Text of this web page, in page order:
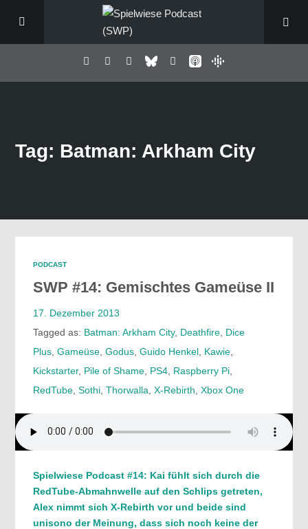
Tag: Batman: Arkham City
PODCAST
SWP #14: Gemischtes Gameüse II
17. Dezember 2013
Tagged as: Batman: Arkham City, Deathfire Dice
Plus ,Gameüse ,Godus ,Guido Henkel Kawie
Kickstarter, Pile of Shame PS4 Raspberry Pi
RedTube ,Sothi ,Thorwalla ,X-Rebirth ,Xbox One
Spielwiese Podcast #14: Kai fühlt sich durch die
RedTube-Abmahnwelle auf den Schlips getreten,
Alex nimmt sich X-Rebirth vor und beide sind
unisono der Meinung, dass sich noch keine der